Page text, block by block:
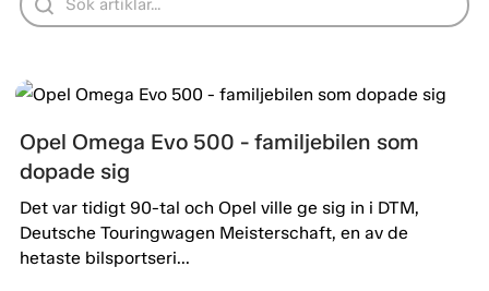
Opel Omega Evo 500 - familjebilen som
dopade sig
Det var tidigt 90-tal och Opel ville ge sig in i DTM,
Deutsche Touringwagen Meisterschaft, en av de
hetaste bilsportseri...